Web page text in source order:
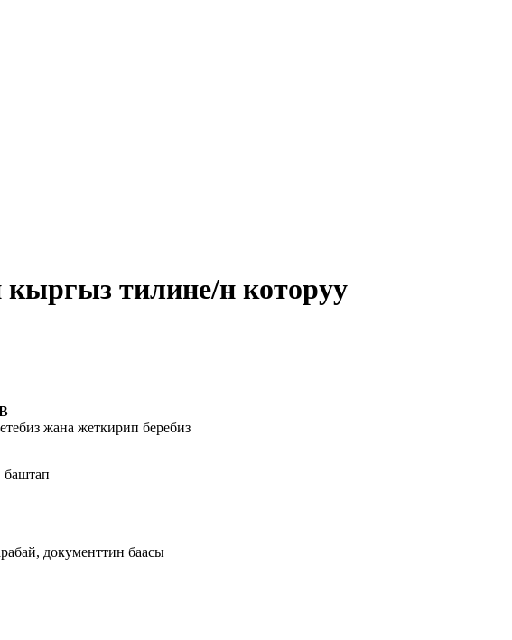
кыргыз тилине/н которуу
жана жеткирип беребиз
баштап
документтин баасы